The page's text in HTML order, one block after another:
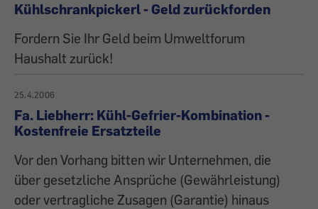
Kühlschrankpickerl - Geld zurückforden
Fordern Sie Ihr Geld beim Umweltforum
Haushalt zurück!
25.4.2006
Fa. Liebherr: Kühl-Gefrier-Kombination -
Kostenfreie Ersatzteile
Vor den Vorhang bitten wir Unternehmen, die
über gesetzliche Ansprüche (Gewährleistung)
oder vertragliche Zusagen (Garantie) hinaus